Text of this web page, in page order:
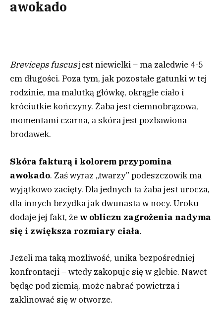
awokado
Breviceps fuscusjest niewielki – ma zaledwie 4-5
cm długości. Poza tym, jak pozostałe gatunki w tej
rodzinie, ma malutką główkę, okrągłe ciało i
króciutkie kończyny. Żaba jest ciemnobrązowa,
momentami czarna, a skóra jest pozbawiona
brodawek.
Skóra fakturą i kolorem przypomina
awokado. Zaś wyraz „twarzy” podeszczowik ma
wyjątkowo zacięty. Dla jednych ta żaba jest urocza,
dla innych brzydka jak dwunasta w nocy. Uroku
dodaje jej fakt, że w obliczu zagrożenia nadyma
się i zwiększa rozmiary ciała.
Jeżeli ma taką możliwość, unika bezpośredniej
konfrontacji – wtedy zakopuje się w glebie. Nawet
będąc pod ziemią, może nabrać powietrza i
zaklinować się w otworze.